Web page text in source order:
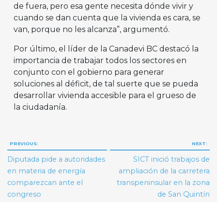
de fuera, pero esa gente necesita dónde vivir y
cuando se dan cuenta que la vivienda es cara, se
van, porque no les alcanza”, argumentó.
Por último, el líder de la Canadevi BC destacó la
importancia de trabajar todos los sectores en
conjunto con el gobierno para generar
soluciones al déficit, de tal suerte que se pueda
desarrollar vivienda accesible para el grueso de
la ciudadanía.
Navegación
de
entradas
PREVIOUS:
Diputada pide a autoridades
en materia de energía
comparezcan ante el
congreso
NEXT:
SICT inició trabajos de
ampliación de la carretera
transpeninsular en la zona
de San Quintín